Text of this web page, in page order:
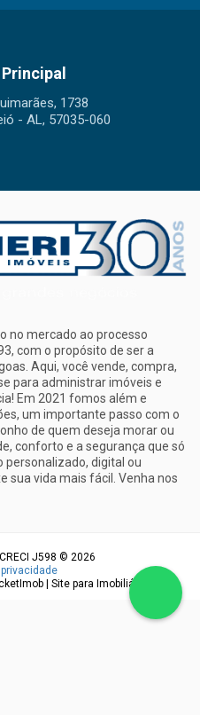
1738
- AL, 57035-060
no mercado ao processo
com o propósito de ser a
Aqui, você vende, compra,
para administrar imóveis e
Em 2021 fomos além e
um importante passo com o
de quem deseja morar ou
conforto e a segurança que só
digital ou
sua vida mais fácil. Venha nos
J598 © 2026
| Site para Imobiliária